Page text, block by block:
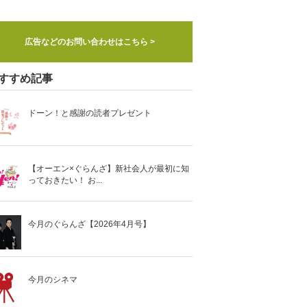
広告などのお問い合わせはこちら >
すめ記事
ドーン！と感謝の読者プレゼント
【オーエン×ぐらんざ】新社会人が最初に知
っておきたい！ お...
今月のぐらんざ【2026年4月号】
今月のシネマ